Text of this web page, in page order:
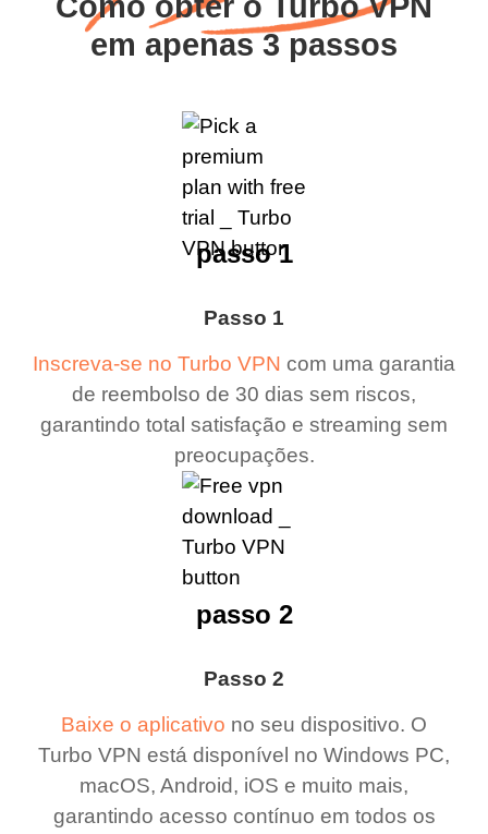
em apenas 3 passos
Passo 1
Inscreva-se no Turbo VPN com uma garantia
de reembolso de 30 dias sem riscos,
garantindo total satisfação e streaming sem
preocupações.
passo 1
Passo 2
Baixe o aplicativo no seu dispositivo. O
Turbo VPN está disponível no Windows PC,
macOS, Android, iOS e muito mais,
garantindo acesso contínuo em todos os
passo 2